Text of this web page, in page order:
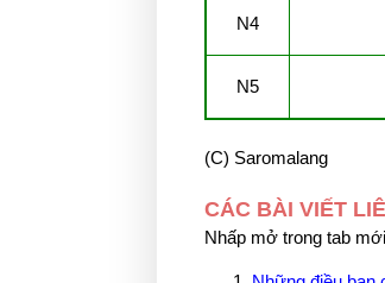
N4
N5
(C) Saromalang
CÁC BÀI VIẾT
Nhấp mở trong tab